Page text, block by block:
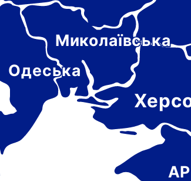
Миколаївська
Одеська